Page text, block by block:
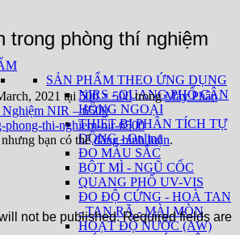
SẢN PHẨM THEO ỨNG DỤNG
NIRS - QUANG PHỔ CẬN
HỒNG NGOẠI
THIẾT BỊ PHÂN TÍCH TỰ
ĐỘNG - Online
ĐO MÀU SẮC
BỘT MÌ - NGŨ CỐC
QUANG PHỔ UV-VIS
ĐO ĐỘ CỨNG - HOÀ TAN
- TAN RÃ - MÀI MÒN
HOẠT ĐỘ NƯỚC (AW)
trong phòng thí nghiệm
2021 tại500 × 500trongMáy Phân
NIR – 6500
bạn có thểđăng bình luận.
not be published. Required fields are